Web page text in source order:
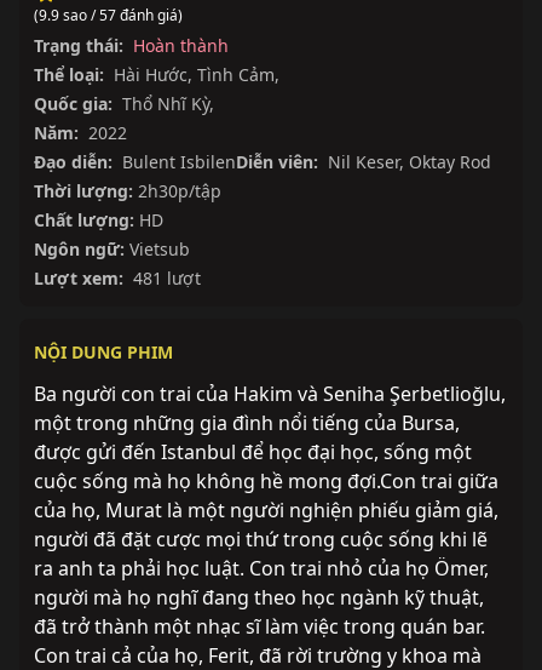
(9.9 sao / 57 đánh giá)
Trạng thái: Hoàn thành
Thể loại: Hài Hước, Tình Cảm,
Quốc gia: Thổ Nhĩ Kỳ,
Năm: 2022
Đạo diễn: Bulent IsbilenDiễn viên: Nil Keser, Oktay Rod
Thời lượng: 2h30p/tập
Chất lượng: HD
Ngôn ngữ: Vietsub
Lượt xem: 481 lượt
NỘI DUNG PHIM
Ba người con trai của Hakim và Seniha Şerbetlioğlu,
một trong những gia đình nổi tiếng của Bursa,
được gửi đến Istanbul để học đại học, sống một
cuộc sống mà họ không hề mong đợi.Con trai giữa
của họ, Murat là một người nghiện phiếu giảm giá,
người đã đặt cược mọi thứ trong cuộc sống khi lẽ
ra anh ta phải học luật. Con trai nhỏ của họ Ömer,
người mà họ nghĩ đang theo học ngành kỹ thuật,
đã trở thành một nhạc sĩ làm việc trong quán bar.
Con trai cả của họ, Ferit, đã rời trường y khoa mà